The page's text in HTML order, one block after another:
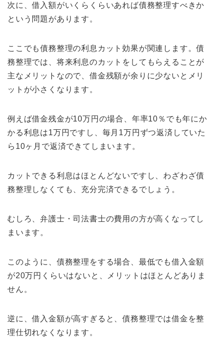
次に、借入額がいくらくらいあれば債務整理すべきか
という問題があります。
ここでも債務整理の利息カット効果が関連します。債
務整理では、将来利息のカットをしてもらえることが
主なメリットなので、借金残額が余りに少ないとメリ
ットが小さくなります。
例えば借金残金が10万円の場合、年率10％でも年にか
かる利息は1万円ですし、毎月1万円ずつ返済していた
ら10ヶ月で返済できてしまいます。
カットできる利息はほとんどないですし、わざわざ債
務整理しなくても、充分完済できるでしょう。
むしろ、弁護士・司法書士の費用の方が高くなってし
まいます。
このように、債務整理をする場合、最低でも借入金額
が20万円くらいはないと、メリットはほとんどありま
せん。
逆に、借入金額が高すぎると、債務整理では借金を整
理仕切れなくなります。